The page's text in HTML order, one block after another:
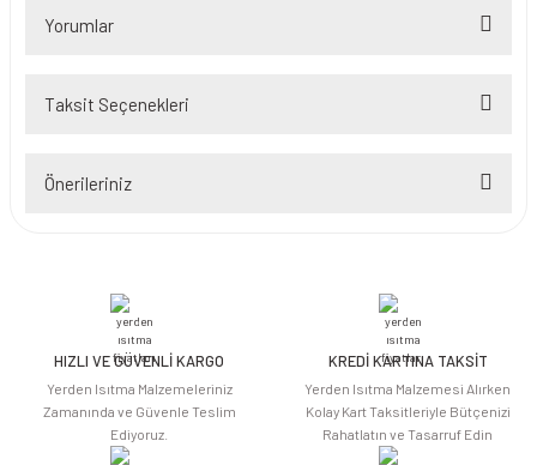
Yorumlar
Taksit Seçenekleri
Önerileriniz
iletebilirsiniz.
Görüş ve önerileriniz için teşekkür ederiz.
Ürün açıklamasında eksik bilgiler bulunuyor.
Ürün bilgilerinde hatalar bulunuyor.
HIZLI VE GÜVENLİ KARGO
Yerden Isıtma Malzemeleriniz
Zamanında ve Güvenle Teslim
Ediyoruz.
KREDİ KARTINA TAKSİT
Yerden Isıtma Malzemesi Alırken
Kolay Kart Taksitleriyle Bütçenizi
Rahatlatın ve Tasarruf Edin